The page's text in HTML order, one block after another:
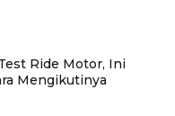
Ride Motor, Ini
Mengikutinya